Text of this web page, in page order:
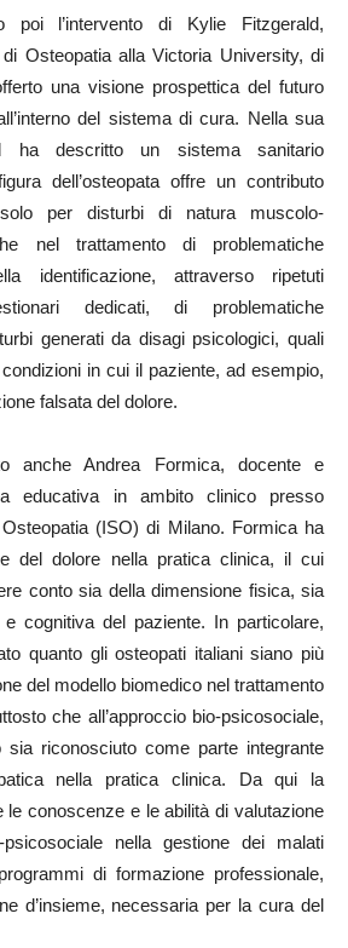
poi l’intervento di Kylie Fitzgerald,
Osteopatia alla Victoria University, di
una visione prospettica del futuro
del sistema di cura. Nella sua
ha descritto un sistema sanitario
dell’osteopata offre un contributo
per disturbi di natura muscolo-
nel trattamento di problematiche
identificazione, attraverso ripetuti
dedicati, di problematiche
generati da disagi psicologici, quali
in cui il paziente, ad esempio,
falsata del dolore.
anche Andrea Formica, docente e
educativa in ambito clinico presso
Osteopatia (ISO) di Milano. Formica ha
del dolore nella pratica clinica, il cui
conto sia della dimensione fisica, sia
cognitiva del paziente. In particolare,
quanto gli osteopati italiani siano più
del modello biomedico nel trattamento
che all’approccio bio-psicosociale,
sia riconosciuto come parte integrante
nella pratica clinica. Da qui la
le conoscenze e le abilità di valutazione
nella gestione dei malati
di formazione professionale,
d’insieme, necessaria per la cura del